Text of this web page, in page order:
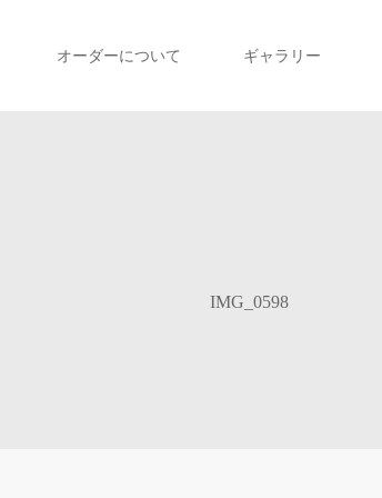
オーダーについて ギャラリー
IMG_0598